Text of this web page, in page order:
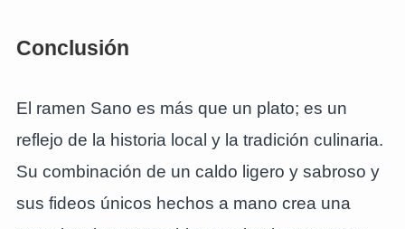
Conclusión
El ramen Sano es más que un plato; es un
reflejo de la historia local y la tradición culinaria.
Su combinación de un caldo ligero y sabroso y
sus fideos únicos hechos a mano crea una